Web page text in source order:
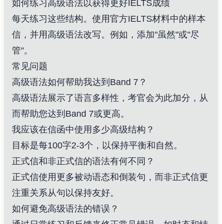
如何练习高级语法以获得更好IELTS成绩
每天练习这些结构。使用官方IELTS材料中的样本
信，并用高级语法改写。例如，添加"虽然"或"尽
管"。
常见问题
高级语法如何帮助我达到Band 7？
高级语法展示了语言多样性，考官会为此加分，从
而帮助您达到Band 7或更高。
我应该在信函中使用多少高级结构？
目标是每100字2-3个，以保持平衡和自然。
正式信和非正式信的语法有何不同？
正式信使用更多被动语态和倒装句，而非正式信更
注重关系从句以保持友好。
如何避免高级语法的错误？